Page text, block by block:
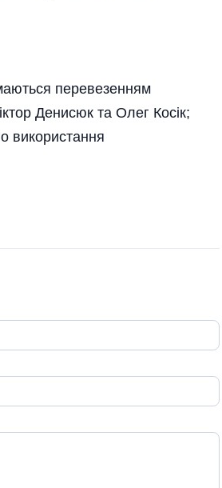
перевезенням
Денисюк та Олег Косік;
використання